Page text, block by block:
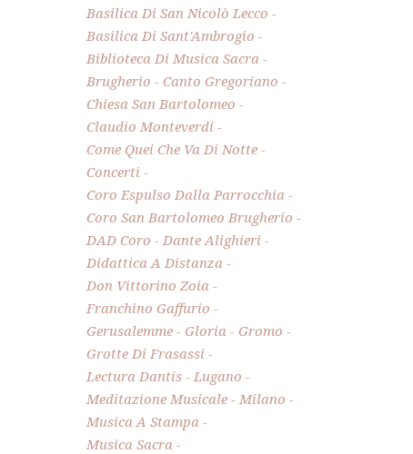
Basilica Di San Nicolò Lecco
Basilica Di Sant'Ambrogio
Biblioteca Di Musica Sacra
Brugherio
Canto Gregoriano
Chiesa San Bartolomeo
Claudio Monteverdi
Come Quei Che Va Di Notte
Concerti
Coro Espulso Dalla Parrocchia
Coro San Bartolomeo Brugherio
DAD Coro
Dante Alighieri
Didattica A Distanza
Don Vittorino Zoia
Franchino Gaffurio
Gerusalemme
Gloria
Gromo
Grotte Di Frasassi
Lectura Dantis
Lugano
Meditazione Musicale
Milano
Musica A Stampa
Musica Sacra